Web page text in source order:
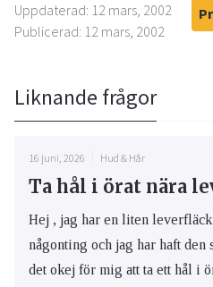
Uppdaterad: 12 mars, 2002
Publicerad: 12 mars, 2002
Liknande frågor
16 juni, 2026 Hud & Hår
Ta hål i örat nära
Hej , jag har en liten leverfläck
någonting och jag har haft den
det okej för mig att ta ett hål i